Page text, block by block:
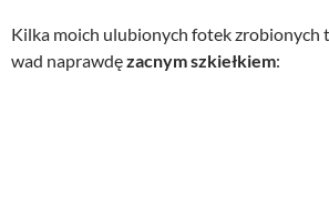
Kilka moich ulubionych fotek zrobionych
wad naprawdęzacnym szkiełkiem: